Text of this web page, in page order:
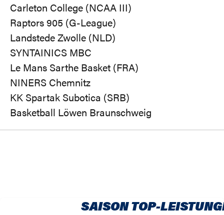
Carleton College (NCAA III)
Raptors 905 (G-League)
Landstede Zwolle (NLD)
SYNTAINICS MBC
Le Mans Sarthe Basket (FRA)
NINERS Chemnitz
KK Spartak Subotica (SRB)
Basketball Löwen Braunschweig
SAISON TOP-